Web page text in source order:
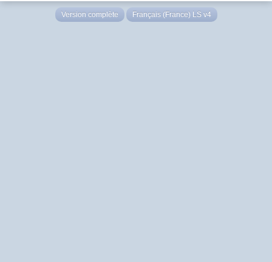
Version complète Français (France) LS v4